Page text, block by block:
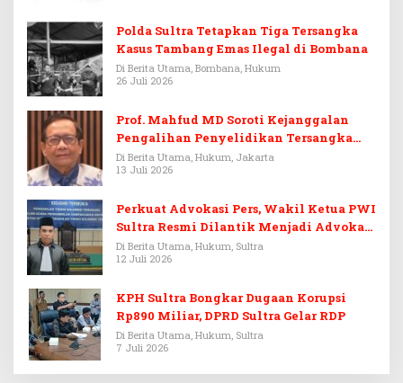
Polda Sultra Tetapkan Tiga Tersangka
Kasus Tambang Emas Ilegal di Bombana
Di Berita Utama, Bombana, Hukum
26 Juli 2026
Prof. Mahfud MD Soroti Kejanggalan
Pengalihan Penyelidikan Tersangka
Febrie Adriansyah
Di Berita Utama, Hukum, Jakarta
13 Juli 2026
Perkuat Advokasi Pers, Wakil Ketua PWI
Sultra Resmi Dilantik Menjadi Advokat
PERADI
Di Berita Utama, Hukum, Sultra
12 Juli 2026
KPH Sultra Bongkar Dugaan Korupsi
Rp890 Miliar, DPRD Sultra Gelar RDP
Di Berita Utama, Hukum, Sultra
7 Juli 2026